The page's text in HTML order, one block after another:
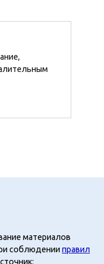
материалов
соблюденииправил